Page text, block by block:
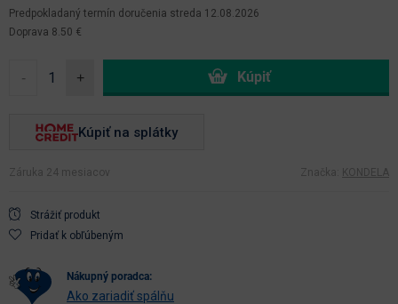
Predpokladaný termín doručenia streda 12.08.2026
Doprava 8.50 €
- +
Kúpiť na splátky
Záruka 24 mesiacov Značka: KONDELA
Strážiť produkt
Pridať k obľúbeným
nákupný poradca:
Ako zariadiť spálňu